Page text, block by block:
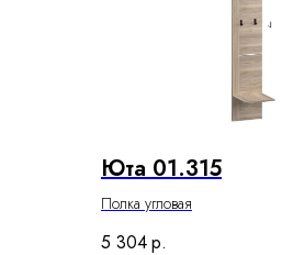
Юта 01.315
Полка угловая
5 304р.